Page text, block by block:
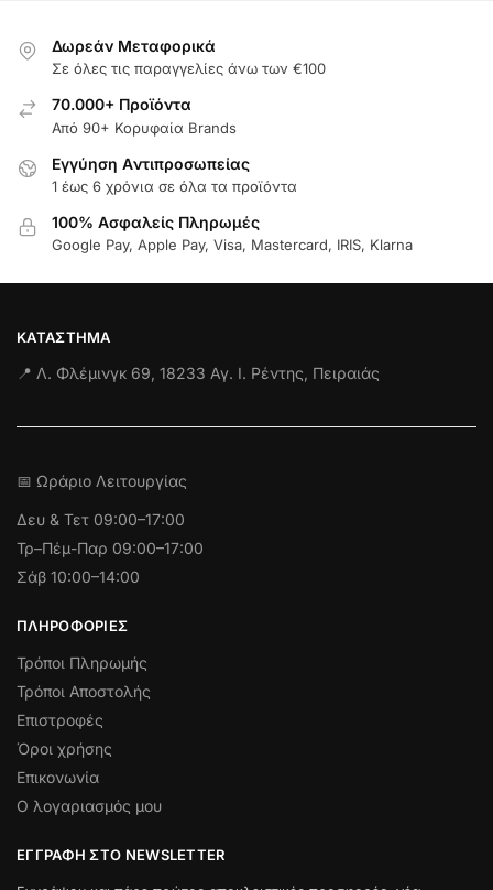
Δωρεάν Μεταφορικά
Σε όλες τις παραγγελίες άνω των €100
70.000+ Προϊόντα
Από 90+ Κορυφαία Brands
Εγγύηση Aντιπροσωπείας
1 έως 6 χρόνια σε όλα τα προϊόντα
100% Ασφαλείς Πληρωμές
Google Pay, Apple Pay, Visa, Mastercard, IRIS, Klarna
ΚΑΤΆΣΤΗΜΑ
📍 Λ. Φλέμινγκ 69, 18233 Αγ. Ι. Ρέντης, Πειραιάς
📅 Ωράριο Λειτουργίας
Δευ & Τετ 09:00–17:00
Τρ–Πέμ-Παρ 09:00–17:00
Σάβ 10:00–14:00
ΠΛΗΡΟΦΟΡΊΕΣ
Τρόποι Πληρωμής
Τρόποι Αποστολής
Επιστροφές
Όροι χρήσης
Επικονωνία
Ο λογαριασμός μου
ΕΓΓΡΑΦΉ ΣΤΟ NEWSLETTER